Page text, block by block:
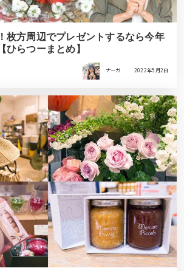
枚方周辺でプレゼントするなら今年
ひらつーまとめ】
ナーガ 2022年5月2日